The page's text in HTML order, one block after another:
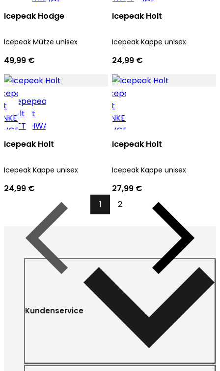
Icepeak Hodge
Icepeak Mütze unisex
49,99 €
Icepeak Holt
Icepeak Kappe unisex
24,99 €
Icepeak Holt
Icepeak Kappe unisex
24,99 €
Icepeak Holt
Icepeak Kappe unisex
27,99 €
1 2
Nächste
Kundenservice